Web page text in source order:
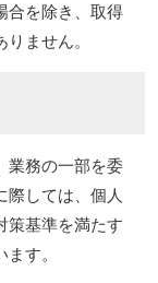
合を除き、取得
ません。
業務の一部を委
際しては、個人
策基準を満たす
す。